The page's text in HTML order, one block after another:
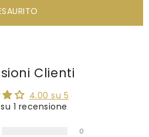
Clienti
4.00 su 5
1 recensione
0